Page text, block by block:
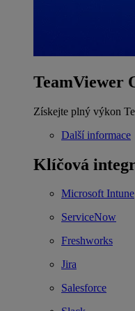
TeamViewer
Získejte plný výkon
Další informace
Klíčová
Microsoft Intune
ServiceNow
Freshworks
Jira
Salesforce